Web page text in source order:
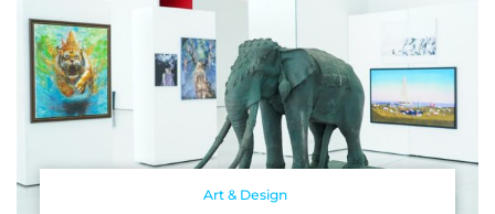
Art & Design